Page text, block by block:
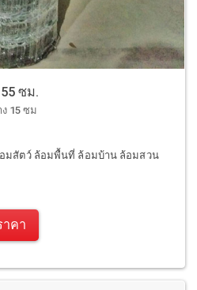
ซม.
15 ซม
มสัตว์ ล้อมพื้นที่ ล้อมบ้าน ล้อมสวน
คา